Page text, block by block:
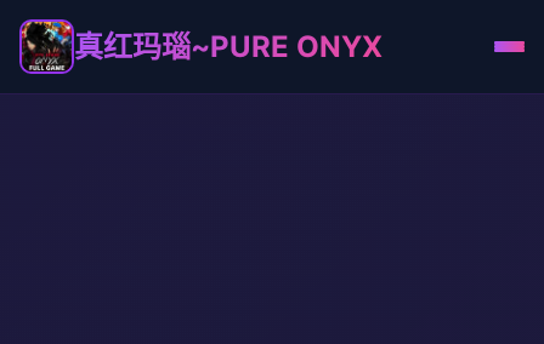
真红玛瑙~PURE ONYX